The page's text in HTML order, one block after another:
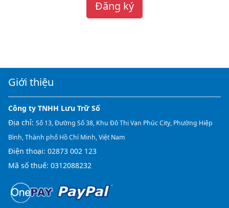
Đăng ký
Giới thiệu
Công ty TNHH Lưu Trữ Số
Địa chỉ: Số 13, Đường Số 38, Khu Đô Thị Vạn Phúc City, Phường Hiệp
Bình, Thành phố Hồ Chí Minh, Việt Nam
Điện thoại: 02873 002 123
Mã số thuế: 0312088232